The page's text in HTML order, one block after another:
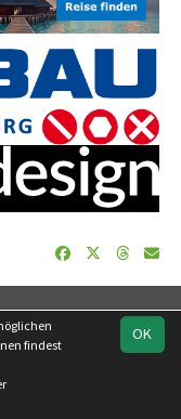
Datenschutz
OK
findest